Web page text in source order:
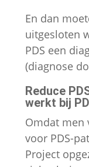
En dan
uitgesloten
PDS een
(diagnose
Reduce
werkt bij
Omdat men
voor PDS-
Project